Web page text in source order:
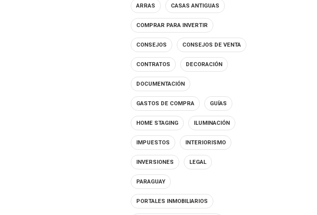
ARRAS CASAS ANTIGUAS
COMPRAR PARA INVERTIR
CONSEJOS CONSEJOS DE VENTA
CONTRATOS DECORACIÓN
DOCUMENTACIÓN
GASTOS DE COMPRA GUÍAS
HOME STAGING ILUMINACIÓN
IMPUESTOS INTERIORISMO
INVERSIONES LEGAL
PARAGUAY
PORTALES INMOBILIARIOS